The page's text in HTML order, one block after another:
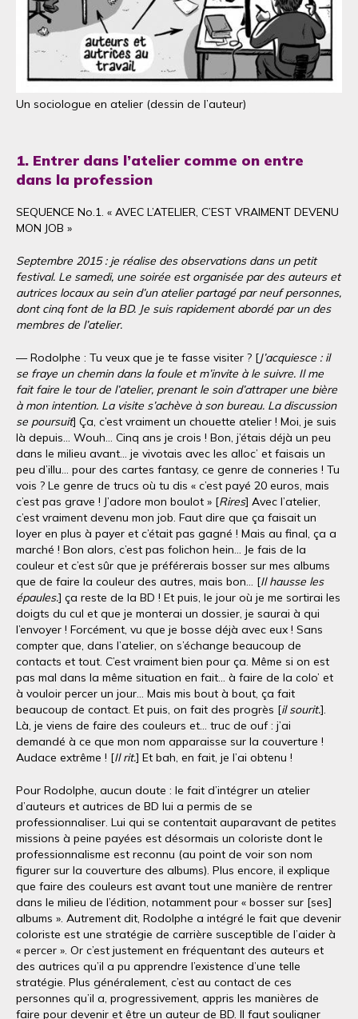
Un sociologue en atelier (dessin de l’auteur)
1. Entrer dans l’atelier comme on entre
dans la profession
SEQUENCE No.1. « AVEC L’ATELIER, C’EST VRAIMENT DEVENU
MON JOB »
Septembre 2015 : je réalise des observations dans un petit
festival. Le samedi, une soirée est organisée par des auteurs et
autrices locaux au sein d’un atelier partagé par neuf personnes,
dont cinq font de la BD. Je suis rapidement abordé par un des
membres de l’atelier.
— Rodolphe : Tu veux que je te fasse visiter ? [J’acquiesce : il
se fraye un chemin dans la foule et m’invite à le suivre. Il me
fait faire le tour de l’atelier, prenant le soin d’attraper une bière
à mon intention. La visite s’achève à son bureau. La discussion
se poursuit] Ça, c’est vraiment un chouette atelier ! Moi, je suis
là depuis… Wouh… Cinq ans je crois ! Bon, j’étais déjà un peu
dans le milieu avant… je vivotais avec les alloc’ et faisais un
peu d’illu… pour des cartes fantasy, ce genre de conneries ! Tu
vois ? Le genre de trucs où tu dis « c’est payé 20 euros, mais
c’est pas grave ! J’adore mon boulot » [Rires] Avec l’atelier,
c’est vraiment devenu mon job. Faut dire que ça faisait un
loyer en plus à payer et c’était pas gagné ! Mais au final, ça a
marché ! Bon alors, c’est pas folichon hein… Je fais de la
couleur et c’est sûr que je préférerais bosser sur mes albums
que de faire la couleur des autres, mais bon… [Il hausse les
épaules.] ça reste de la BD ! Et puis, le jour où je me sortirai les
doigts du cul et que je monterai un dossier, je saurai à qui
l’envoyer ! Forcément, vu que je bosse déjà avec eux ! Sans
compter que, dans l’atelier, on s’échange beaucoup de
contacts et tout. C’est vraiment bien pour ça. Même si on est
pas mal dans la même situation en fait… à faire de la colo’ et
à vouloir percer un jour… Mais mis bout à bout, ça fait
beaucoup de contact. Et puis, on fait des progrès [il sourit.].
Là, je viens de faire des couleurs et… truc de ouf : j’ai
demandé à ce que mon nom apparaisse sur la couverture !
Audace extrême ! [Il rit.] Et bah, en fait, je l’ai obtenu !
Pour Rodolphe, aucun doute : le fait d’intégrer un atelier
d’auteurs et autrices de BD lui a permis de se
professionnaliser. Lui qui se contentait auparavant de petites
missions à peine payées est désormais un coloriste dont le
professionnalisme est reconnu (au point de voir son nom
figurer sur la couverture des albums). Plus encore, il explique
que faire des couleurs est avant tout une manière de rentrer
dans le milieu de l’édition, notamment pour « bosser sur [ses]
albums ». Autrement dit, Rodolphe a intégré le fait que devenir
coloriste est une stratégie de carrière susceptible de l’aider à
« percer ». Or c’est justement en fréquentant des auteurs et
des autrices qu’il a pu apprendre l’existence d’une telle
stratégie. Plus généralement, c’est au contact de ces
personnes qu’il a, progressivement, appris les manières de
faire pour devenir et être un auteur de BD. Il faut souligner